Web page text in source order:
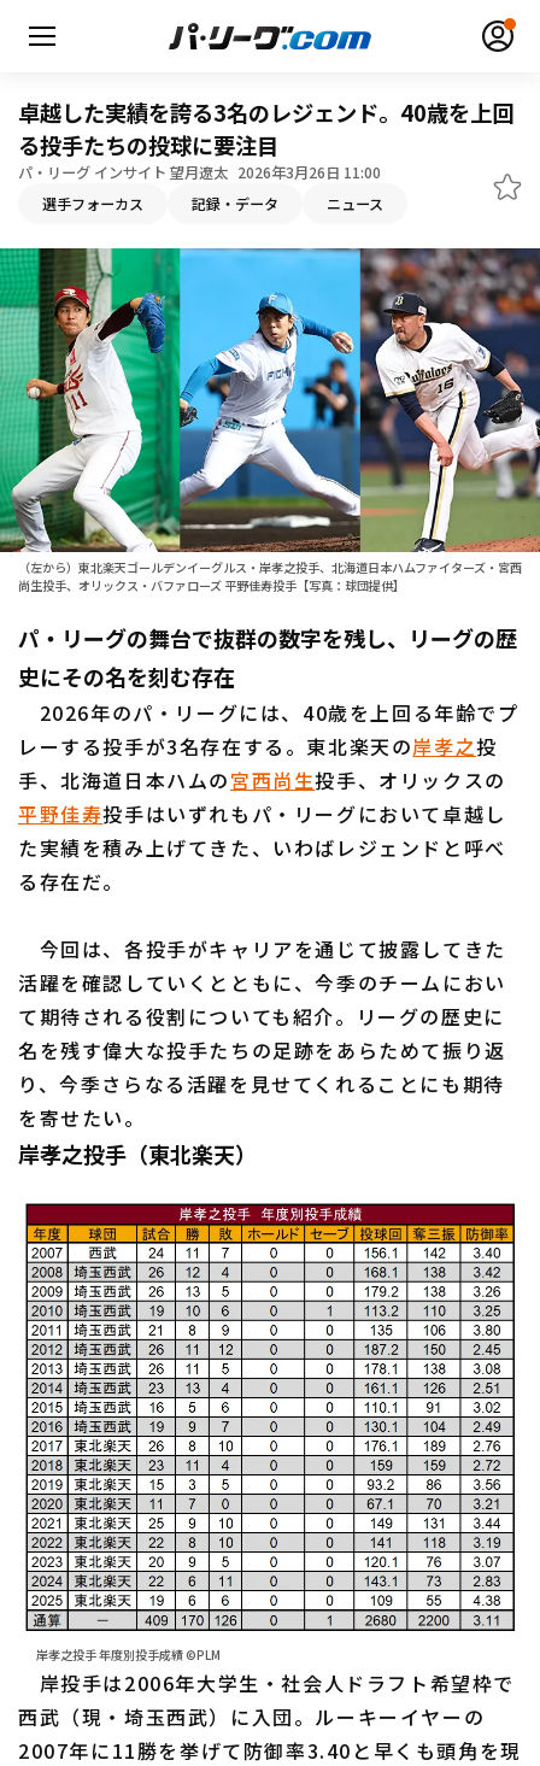
無料アカウント登録 ログイン
HOME
動画
日程・結果
順位表･成績
1軍公式戦
ファーム東地区
ファーム西地区
交流戦
選手名鑑
選手名鑑トップ
北海道日本ハムファイターズ
東北楽天ゴールデンイーグルス
埼玉西武ライオンズ
千葉ロッテマリーンズ
オリックス・バファローズ
ニュース
設定
利用規約 プライバシーポリシー
運営会社（別ウィンドウで開く） よくある質問
特定商取引法の表示 アルバイト募集（別ウィンドウで開く
卓越した実績を誇る3名のレジェンド。40歳を上回
る投手たちの投球に要注目
パ・リーグ インサイト 望月遼太 2026年3月26日 11:00
選手フォーカス 記録・データ ニュース
（左から）東北楽天ゴールデンイーグルス・岸孝之投手、北海道日本ハムファイターズ・宮西
尚生投手、オリックス・バファローズ 平野佳寿投手【写真：球団提供】
パ・リーグの舞台で抜群の数字を残し、リーグの歴
史にその名を刻む存在
2026年のパ・リーグには、40歳を上回る年齢でプ
レーする投手が3名存在する。東北楽天の岸孝之投
手、北海道日本ハムの宮西尚生投手、オリックスの
平野佳寿投手はいずれもパ・リーグにおいて卓越し
た実績を積み上げてきた、いわばレジェンドと呼べ
る存在だ。
今回は、各投手がキャリアを通じて披露してきた
活躍を確認していくとともに、今季のチームにおい
て期待される役割についても紹介。リーグの歴史に
名を残す偉大な投手たちの足跡をあらためて振り返
り、今季さらなる活躍を見せてくれることにも期待
を寄せたい。
岸孝之投手（東北楽天）
岸孝之投手 年度別投手成績 ©PLM
岸投手は2006年大学生・社会人ドラフト希望枠で
西武（現・埼玉西武）に入団。ルーキーイヤーの
2007年に11勝を挙げて防御率3.40と早くも頭角を現